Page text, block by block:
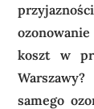
koszt w
samego